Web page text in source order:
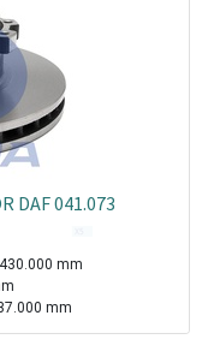
DAF 041.073
mm
mm